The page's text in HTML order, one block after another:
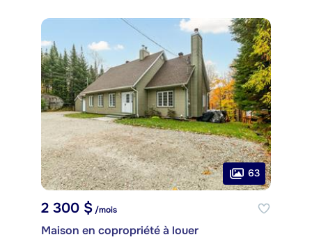
63
2 300 $/mois
Maison en copropriété à louer